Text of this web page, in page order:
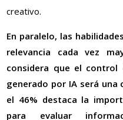
creativo.
En paralelo, las
relevancia cada vez
considera que el control
generado por IA será
el 46% destaca la
para evaluar